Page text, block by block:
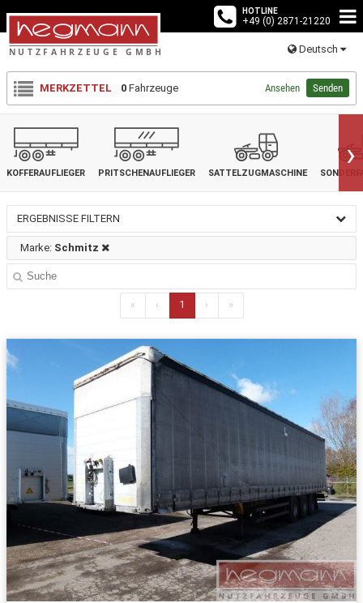
HOTLINE
+49 (0) 2871-21220
Deutsch
MERKZETTEL 0 Fahrzeuge Ansehen Senden
KOFFERAUFLIEGER PRITSCHENAUFLIEGER SATTELZUGMASCHINE ›
ERGEBNISSE FILTERN
Marke: Schmitz
« ‹ 1 › »